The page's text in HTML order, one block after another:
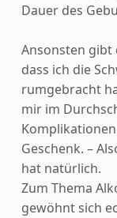
Dauer des
Ansonsten gibt
dass ich die
rumgebracht
mir im
Geschenk. –
hat natürlich.
Zum Thema
gewöhnt sich